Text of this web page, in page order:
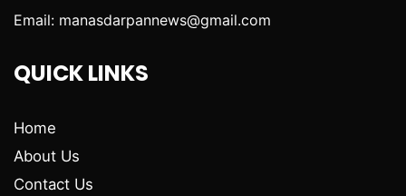
Email: manasdarpannews@gmail.com
QUICK LINKS
Home
About Us
Contact Us